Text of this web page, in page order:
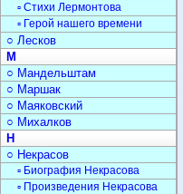
▫ Стихи Лермонтова
▫ Герой нашего времени
○ Лесков
М
○ Мандельштам
○ Маршак
○ Маяковский
○ Михалков
Н
○ Некрасов
▫ Биография Некрасова
▫ Произведения Некрасова